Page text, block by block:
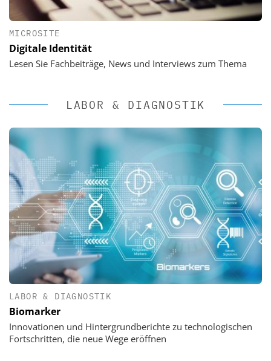
MICROSITE
Digitale Identität
Lesen Sie Fachbeiträge, News und Interviews zum Thema
LABOR & DIAGNOSTIK
LABOR & DIAGNOSTIK
Biomarker
Innovationen und Hintergrundberichte zu technologischen
Fortschritten, die neue Wege eröffnen